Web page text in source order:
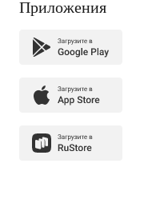
Приложения